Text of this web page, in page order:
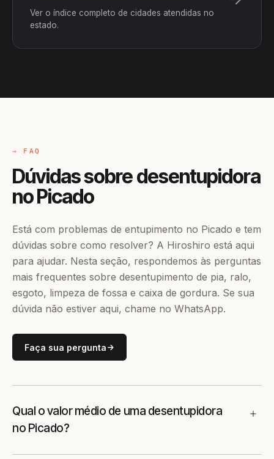
Ver o índice completo de cidades atendidas no
estado.
→ FAQ
Dúvidas sobre desentupidora
no Picado
Está com problemas de entupimento no Picado e tem
dúvidas sobre como resolver? A Hiroshiro está aqui
para ajudar. Nesta seção, respondemos às perguntas
mais frequentes sobre desentupimento de pia, ralo,
esgoto, limpeza de fossa e caixa de gordura. Se sua
dúvida não estiver aqui, chame no WhatsApp.
Faça sua pergunta
Qual o valor médio de uma desentupidora
no Picado?